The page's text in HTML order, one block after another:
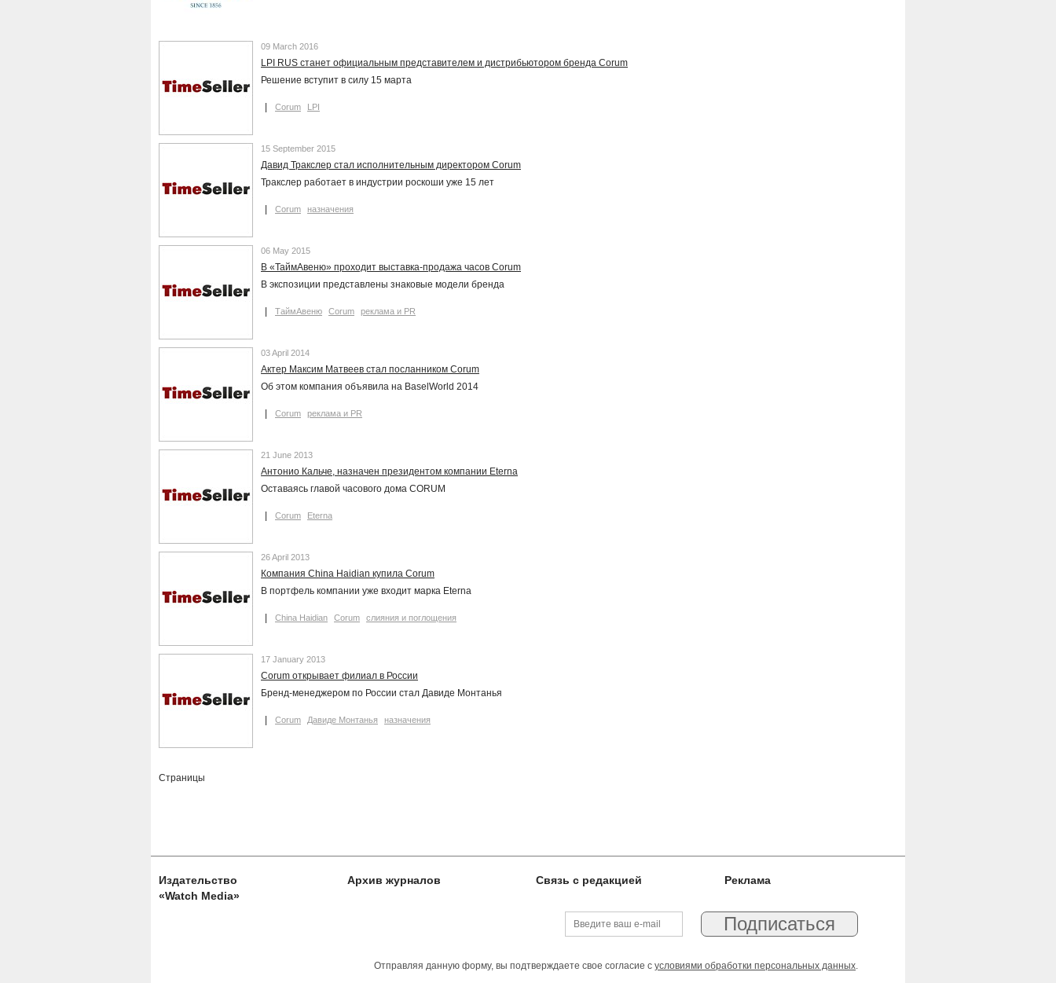
09 March 2016
LPI RUS станет официальным представителем и дистрибьютором бренда Corum
Решение вступит в силу 15 марта
Corum LPI
15 September 2015
Давид Тракслер стал исполнительным директором Corum
Тракслер работает в индустрии роскоши уже 15 лет
Corum назначения
06 May 2015
В «ТаймАвеню» проходит выставка-продажа часов Corum
В экспозиции представлены знаковые модели бренда
ТаймАвеню Corum реклама и PR
03 April 2014
Актер Максим Матвеев стал посланником Corum
Об этом компания объявила на BaselWorld 2014
Corum реклама и PR
21 June 2013
Антонио Кальче, назначен президентом компании Eterna
Оставаясь главой часового дома CORUM
Corum Eterna
26 April 2013
Компания China Haidian купила Corum
В портфель компании уже входит марка Eterna
China Haidian Corum слияния и поглощения
17 January 2013
Corum открывает филиал в России
Бренд-менеджером по России стал Давиде Монтанья
Corum Давиде Монтанья назначения
Страницы
Издательство
«Watch Media»
Архив журналов Связь с редакцией Реклама
Отправляя данную форму, вы подтверждаете свое согласие с условиями обработки персональных данных.